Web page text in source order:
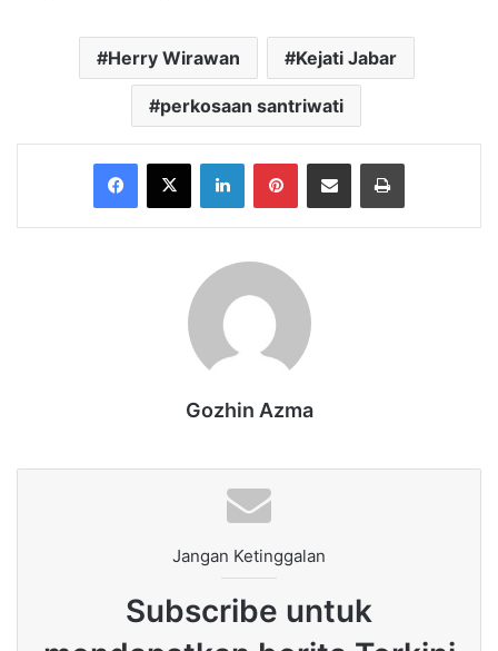
Herry Wirawan Kejati Jabar
perkosaan santriwati
Facebook
X LinkedInPinterestShare via Email Print
Gozhin Azma
Jangan Ketinggalan
Subscribe untuk